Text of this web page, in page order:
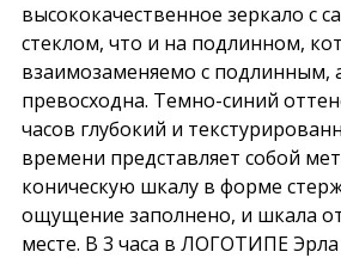
высококачественное зеркало с
стеклом, что и на подлинном,
взаимозаменяемо с подлинным,
превосходна. Темно-синий
часов глубокий и
времени представляет собой
коническую шкалу в форме
ощущение заполнено, и шкала
месте. В 3 часа в ЛОГОТИПЕ